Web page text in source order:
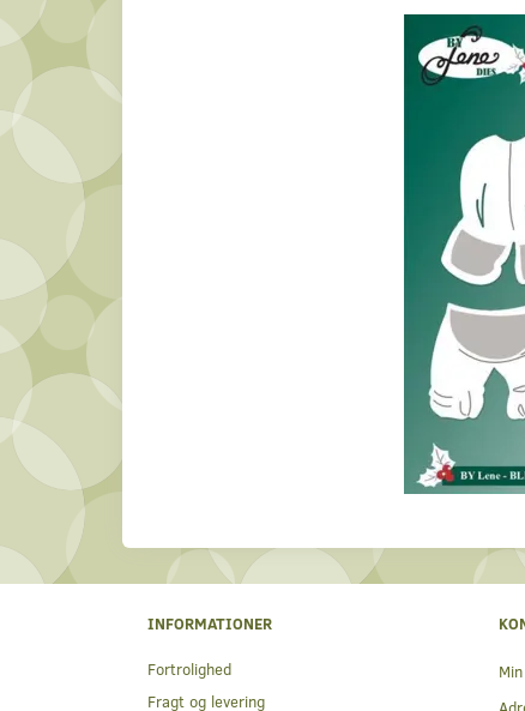
INFORMATIONER
Fortrolighed
Fragt og levering